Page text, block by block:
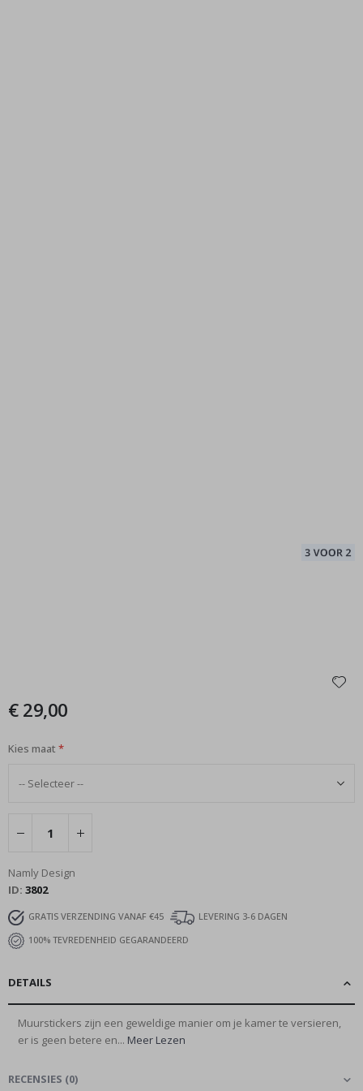
€ 29,00
Kies maat
Namly Design
ID 3802
GRATIS VERZENDING VANAF €45
LEVERING 3-6 DAGEN
100% TEVREDENHEID GEGARANDEERD
DETAILS
Muurstickers zijn een geweldige manier om je kamer te versieren,
er is geen betere en... Meer Lezen
RECENSIES (0)